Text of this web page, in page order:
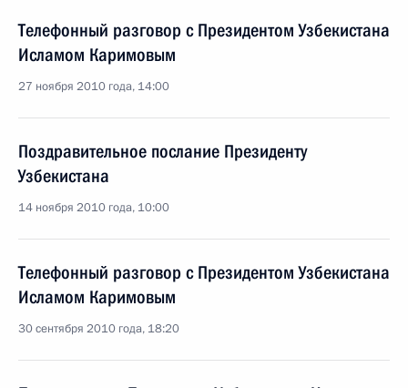
Телефонный разговор с Президентом Узбекистана
Исламом Каримовым
27 ноября 2010 года, 14:00
Поздравительное послание Президенту
Узбекистана
14 ноября 2010 года, 10:00
Телефонный разговор с Президентом Узбекистана
Исламом Каримовым
30 сентября 2010 года, 18:20